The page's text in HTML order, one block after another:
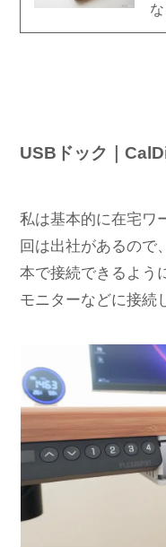
USBドック｜
私は基本的に在宅ワ
回は出社があるので
本で接続できるよう
モニターなどに接続